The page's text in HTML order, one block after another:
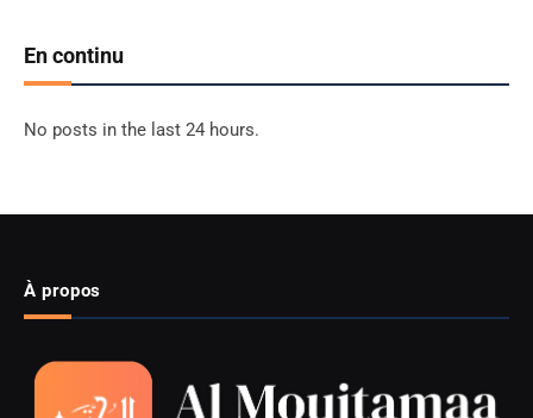
En continu
No posts in the last 24 hours.
À propos